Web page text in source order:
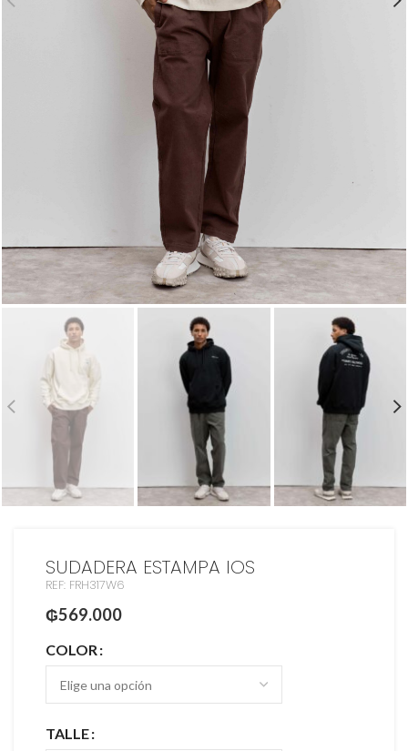
SUDADERA ESTAMPA IOS
REF: FRH317W6
₲569.000
COLOR
TALLE